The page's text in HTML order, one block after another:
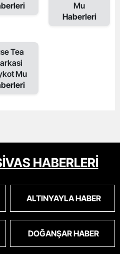
Mu
Haberleri
Tea
Mu
HABERLERİ
ALTINYAYLA HABER
DOĞANŞAR HABER